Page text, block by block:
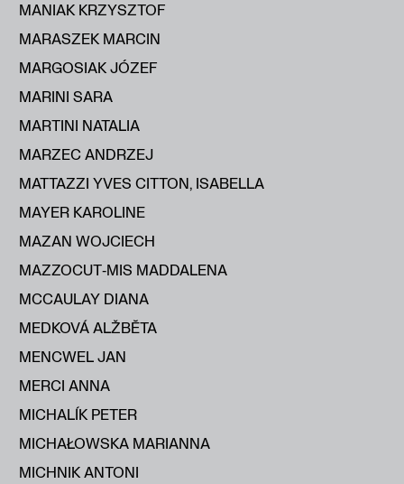
MANIAK KRZYSZTOF
MARASZEK MARCIN
MARGOSIAK JÓZEF
MARINI SARA
MARTINI NATALIA
MARZEC ANDRZEJ
MATTAZZI YVES CITTON, ISABELLA
MAYER KAROLINE
MAZAN WOJCIECH
MAZZOCUT‑MIS MADDALENA
MCCAULAY DIANA
MEDKOVÁ ALŽBĔTA
MENCWEL JAN
MERCI ANNA
MICHALÍK PETER
MICHAŁOWSKA MARIANNA
MICHNIK ANTONI